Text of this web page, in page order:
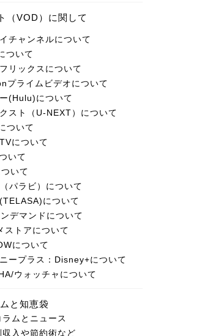
（VOD）に関して
チャンネルについて
ついて
リックスについて
プライムビデオについて
(Hulu)について
スト（U-NEXT）について
ついて
について
いて
いて
パラビ）について
について
デマンドについて
ストアについて
について
ープラス：Disney+について
ウォッチャについて
と知恵袋
ラムとニュース
収入や節約術など